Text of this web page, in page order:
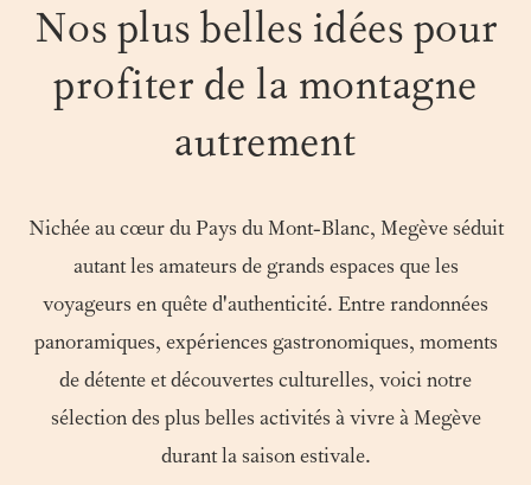
Nos plus belles idées pour
profiter de la montagne
autrement
Nichée au cœur du Pays du Mont-Blanc, Megève séduit
autant les amateurs de grands espaces que les
voyageurs en quête d'authenticité. Entre randonnées
panoramiques, expériences gastronomiques, moments
de détente et découvertes culturelles, voici notre
sélection des plus belles activités à vivre à Megève
durant la saison estivale.